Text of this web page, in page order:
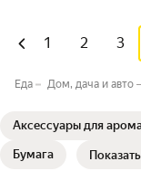
1 2 3
Еда Дом, дача и авто
Аксессуары для
Бумага